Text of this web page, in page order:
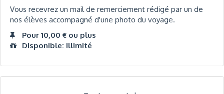
Vous recevrez un mail de remerciement rédigé par un de
nos élèves accompagné d'une photo du voyage.
Pour 10,00 € ou plus
Disponible: Illimité